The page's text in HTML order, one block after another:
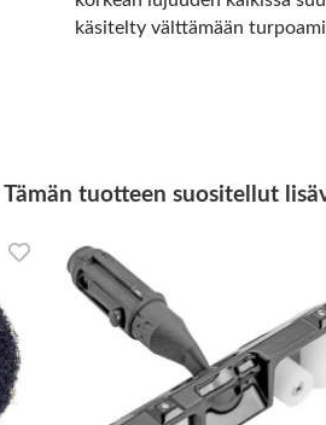
käsitelty välttämään
Tämän tuotteen suositellut